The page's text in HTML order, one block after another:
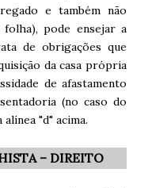
e também não
pode ensejar a
de obrigações que
da casa própria
de afastamento
(no caso do
"d" acima.
– DIREITO